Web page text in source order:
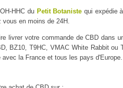
HHC du Petit Botaniste qui expédie
en moins de 24H.
livrer votre commande de CBD dans
BZ10, T9HC, VMAC White Rabbit
la France et tous les pays d'Europe.